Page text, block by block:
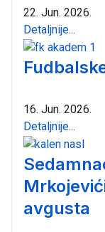
22. Jun. 2026.
Detaljnije...
16. Jun. 2026.
Detaljnije...
avgusta